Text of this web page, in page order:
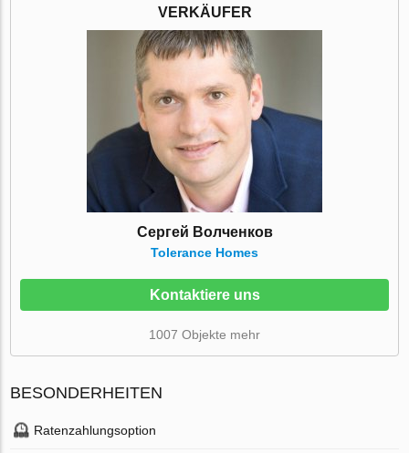
VERKÄUFER
Сергей Волченков
Tolerance Homes
Kontaktiere uns
1007 Objekte mehr
BESONDERHEITEN
Ratenzahlungsoption